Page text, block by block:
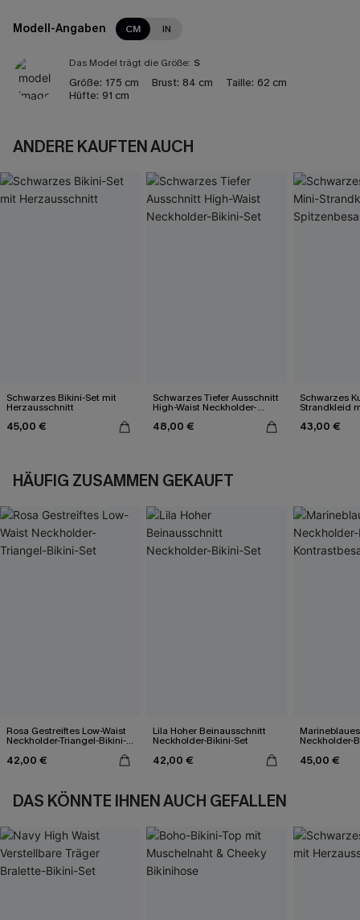
Modell-Angaben CM IN
Das Model trägt die Größe: S
Größe: 175 cm Brust: 84 cm Taille: 62 cm
Hüfte: 91 cm
ANDERE KAUFTEN AUCH
Schwarzes Bikini-Set mit
Herzausschnitt
45,00 €
Schwarzes Tiefer Ausschnitt
High-Waist Neckholder-
Bikini-Set
48,00 €
Schwarzes
Strandkleid
43,00 €
HÄUFIG ZUSAMMEN GEKAUFT
Rosa Gestreiftes Low-Waist
Neckholder-Triangel-Bikini-
42,00 €
Lila Hoher Beinausschnitt
Neckholder-Bikini-Set
42,00 €
Neckholder-
45,00 €
DAS KÖNNTE IHNEN AUCH GEFALLEN